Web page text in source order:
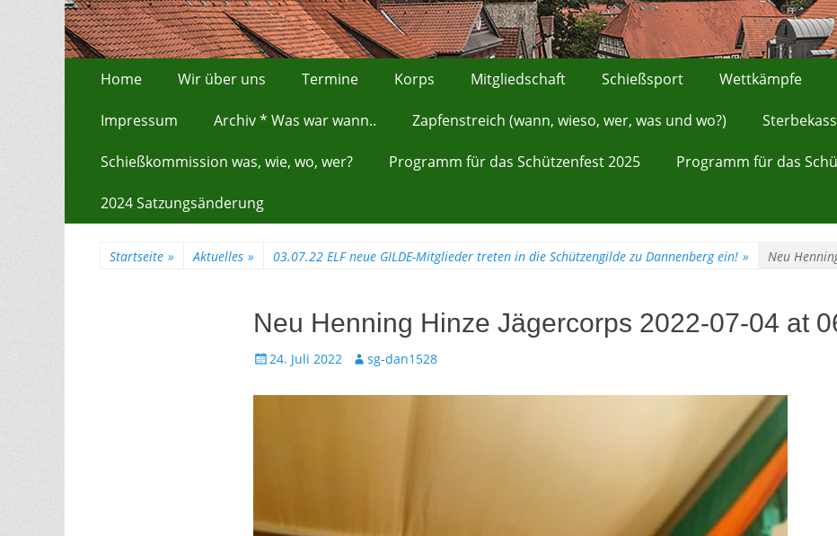
Erstes Menü
Inhalt:
Home Wir über uns Termine Korps Mitgliedschaft Schießsport Wettkämpfe
Impressum Archiv * Was war wann.. Zapfenstreich (wann, wieso, wer, was und wo?)
Schießkommission was, wie, wo, wer? Programm für das Schützenfest 2025 Programm für das
2024 Satzungsänderung
Startseite » Aktuelles » 03.07.22 ELF neue GILDE-Mitglieder treten in die Schützengilde zu Dannenberg ein! » Neu
Neu Henning Hinze Jägercorps 2022-07-04 at
Gepostet
24. Juli 2022 Autorsg-dan1528